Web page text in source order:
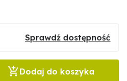
Sprawdź dostępność
Dodaj do koszyka